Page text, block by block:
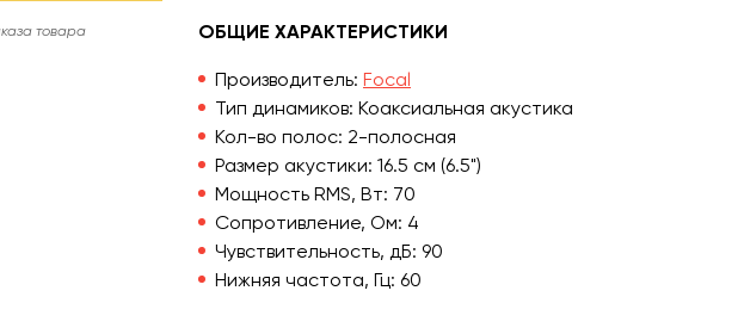
товара
ОБЩИЕ ХАРАКТЕРИСТИКИ
Производитель: Focal
Тип динамиков: Коаксиальная акустика
Кол-во полос: 2-полосная
Размер акустики: 16.5 см (6.5")
Мощность RMS, Вт: 70
Сопротивление, Ом: 4
Чувствительность, дБ: 90
Нижняя частота, Гц: 60